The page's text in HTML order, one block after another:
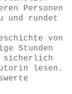
Personen
und rundet
von
Stunden
sicherlich
lesen.